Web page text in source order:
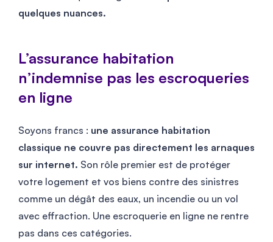
quelques nuances.
L’assurance habitation
n’indemnise pas les escroqueries
en ligne
Soyons francs : une assurance habitation
classique ne couvre pas directement les arnaques
sur internet. Son rôle premier est de protéger
votre logement et vos biens contre des sinistres
comme un dégât des eaux, un incendie ou un vol
avec effraction. Une escroquerie en ligne ne rentre
pas dans ces catégories.